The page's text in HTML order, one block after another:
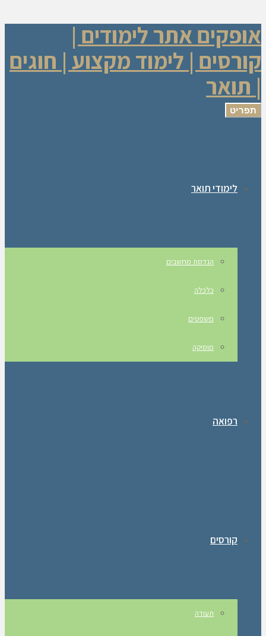
אופקים אתר לימודים |
קורסים | לימוד מקצוע | חוגים
| תואר
תפריט
לימודי תואר
הנדסת מחשבים
כלכלה
משפטים
מוסיקה
רפואה
קורסים
תעודה